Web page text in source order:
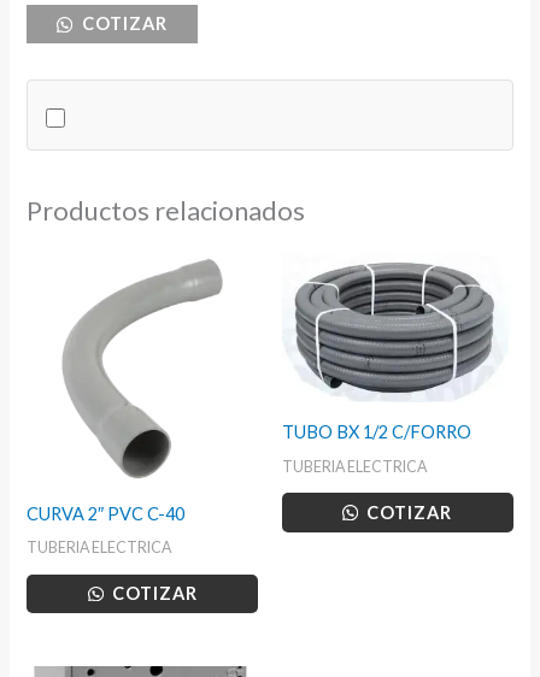
COTIZAR
Productos relacionados
CURVA 2″ PVC C-40
TUBERIA ELECTRICA
COTIZAR
TUBO BX 1/2 C/FORRO
TUBERIA ELECTRICA
COTIZAR